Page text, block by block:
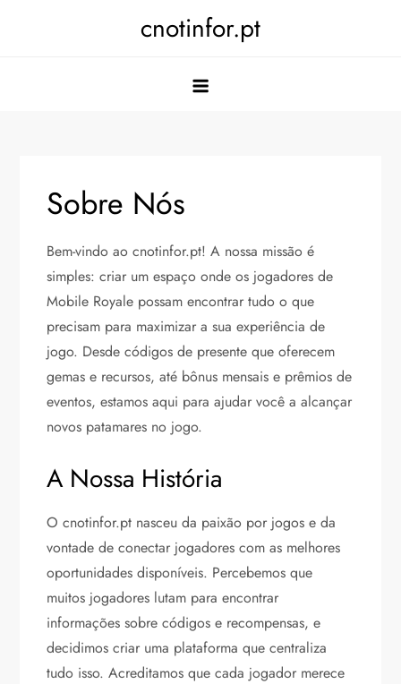
cnotinfor.pt
Sobre Nós
Bem-vindo ao cnotinfor.pt! A nossa missão é
simples: criar um espaço onde os jogadores de
Mobile Royale possam encontrar tudo o que
precisam para maximizar a sua experiência de
jogo. Desde códigos de presente que oferecem
gemas e recursos, até bônus mensais e prêmios de
eventos, estamos aqui para ajudar você a alcançar
novos patamares no jogo.
A Nossa História
O cnotinfor.pt nasceu da paixão por jogos e da
vontade de conectar jogadores com as melhores
oportunidades disponíveis. Percebemos que
muitos jogadores lutam para encontrar
informações sobre códigos e recompensas, e
decidimos criar uma plataforma que centraliza
tudo isso. Acreditamos que cada jogador merece